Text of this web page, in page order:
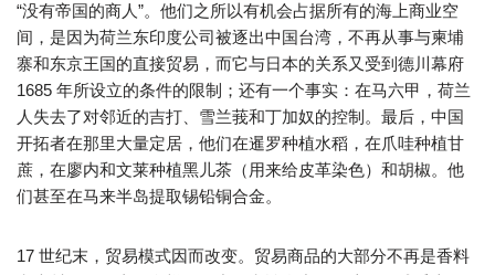
“没有帝国的商人”。他们之所以有机会占据所有的海上商业空
间，是因为荷兰东印度公司被逐出中国台湾，不再从事与柬埔
寨和东京王国的直接贸易，而它与日本的关系又受到德川幕府
1685 年所设立的条件的限制；还有一个事实：在马六甲，荷兰
人失去了对邻近的吉打、雪兰莪和丁加奴的控制。最后，中国
开拓者在那里大量定居，他们在暹罗种植水稻，在爪哇种植甘
蔗，在廖内和文莱种植黑儿茶（用来给皮革染色）和胡椒。他
们甚至在马来半岛提取锡铅铜合金。
17 世纪末，贸易模式因而改变。贸易商品的大部分不再是香料